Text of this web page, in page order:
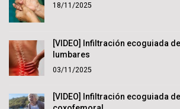
18/11/2025
[VIDEO] Infiltración ecoguiada
lumbares
03/11/2025
[VIDEO] Infiltración ecoguiada